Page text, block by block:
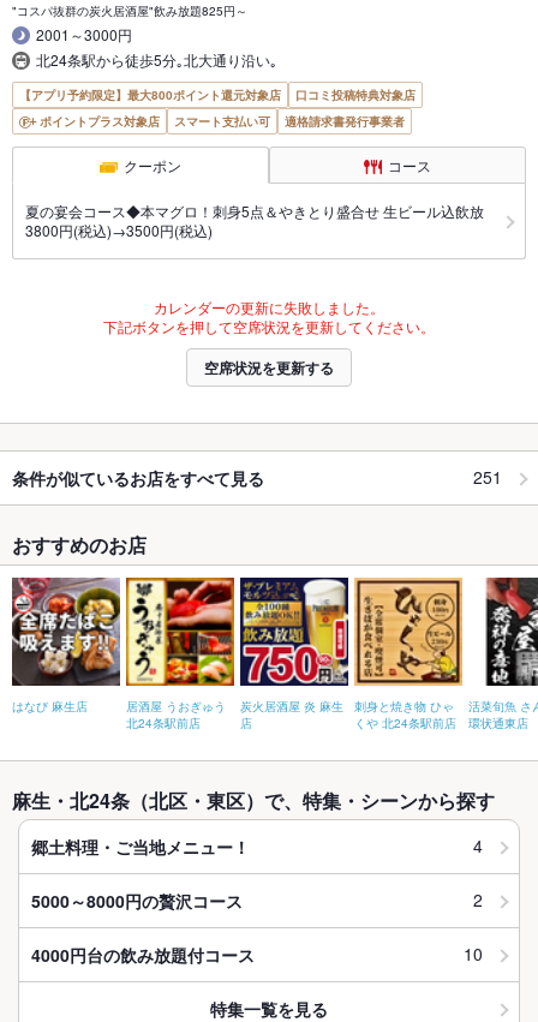
"コスパ抜群の炭火居酒屋"飲み放題825円～
2001～3000円
北24条駅から徒歩5分｡北大通り沿い｡
【アプリ予約限定】最大800ポイント還元対象店
口コミ投稿特典対象店
ポイントプラス対象店
スマート支払い可 適格請求書発行事業者
クーポン コース
夏の宴会コース◆本マグロ！刺身5点＆やきとり盛合せ 生ビール込飲放
3800円(税込)→3500円(税込)
カレンダーの更新に失敗しました。
下記ボタンを押して空席状況を更新してください。
空席状況を更新する
条件が似ているお店をすべて見る 251
おすすめのお店
はなび 麻生店
居酒屋 うおぎゅう
北24条駅前店
炭火居酒屋 炎 麻生
店
刺身と焼き物 ひゃ
くや 北24条駅前店
活菜旬魚 さ
環状通東店
麻生・北24条（北区・東区）で、特集・シーンから探す
郷土料理・ご当地メニュー！ 4
5000～8000円の贅沢コース 2
4000円台の飲み放題付コース 10
特集一覧を見る